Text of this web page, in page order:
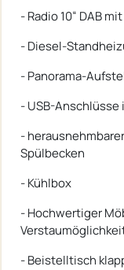
- Radio 10“ DAB
- Diesel-
- Panorama-
- USB-
-
Spülbecken
- Kühlbox
- Hochwertiger
- Beistelltisch